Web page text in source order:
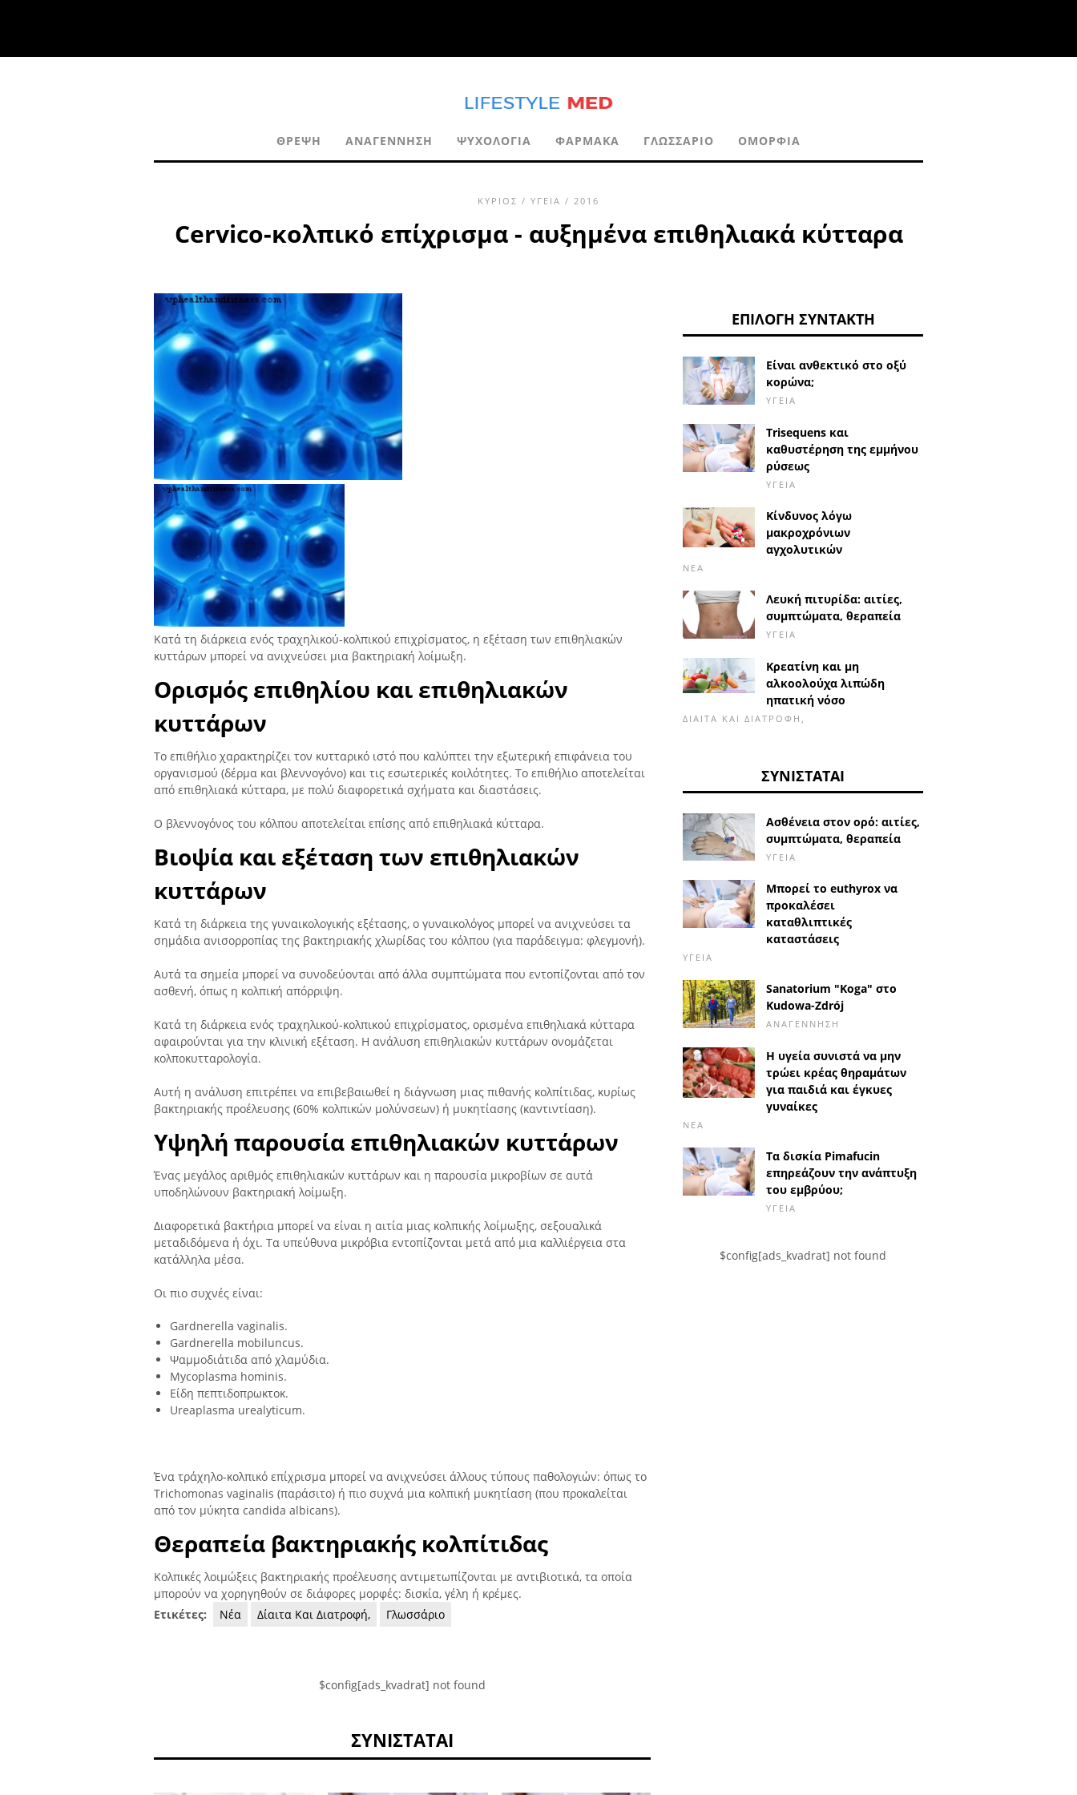
ΘΡΈΨΗ ΑΝΑΓΈΝΝΗΣΗ ΨΥΧΟΛΟΓΊΑ ΦΆΡΜΑΚΑ ΓΛΩΣΣΆΡΙΟ ΟΜΟΡΦΙΆ
ΚΎΡΙΟΣ / ΥΓΕΊΑ / 2016
Cervico-κολπικό επίχρισμα - αυξημένα επιθηλιακά κύτταρα
Κατά τη διάρκεια ενός τραχηλικού-κολπικού επιχρίσματος, η εξέταση των επιθηλιακών
κυττάρων μπορεί να ανιχνεύσει μια βακτηριακή λοίμωξη.
Ορισμός επιθηλίου και επιθηλιακών
κυττάρων
Το επιθήλιο χαρακτηρίζει τον κυτταρικό ιστό που καλύπτει την εξωτερική επιφάνεια του
οργανισμού (δέρμα και βλεννογόνο) και τις εσωτερικές κοιλότητες. Το επιθήλιο αποτελείται
από επιθηλιακά κύτταρα, με πολύ διαφορετικά σχήματα και διαστάσεις.
Ο βλεννογόνος του κόλπου αποτελείται επίσης από επιθηλιακά κύτταρα.
Βιοψία και εξέταση των επιθηλιακών
κυττάρων
Κατά τη διάρκεια της γυναικολογικής εξέτασης, ο γυναικολόγος μπορεί να ανιχνεύσει τα
σημάδια ανισορροπίας της βακτηριακής χλωρίδας του κόλπου (για παράδειγμα: φλεγμονή).
Αυτά τα σημεία μπορεί να συνοδεύονται από άλλα συμπτώματα που εντοπίζονται από τον
ασθενή, όπως η κολπική απόρριψη.
Κατά τη διάρκεια ενός τραχηλικού-κολπικού επιχρίσματος, ορισμένα επιθηλιακά κύτταρα
αφαιρούνται για την κλινική εξέταση. Η ανάλυση επιθηλιακών κυττάρων ονομάζεται
κολποκυτταρολογία.
Αυτή η ανάλυση επιτρέπει να επιβεβαιωθεί η διάγνωση μιας πιθανής κολπίτιδας, κυρίως
βακτηριακής προέλευσης (60% κολπικών μολύνσεων) ή μυκητίασης (καντιντίαση).
Υψηλή παρουσία επιθηλιακών κυττάρων
Ένας μεγάλος αριθμός επιθηλιακών κυττάρων και η παρουσία μικροβίων σε αυτά
υποδηλώνουν βακτηριακή λοίμωξη.
Διαφορετικά βακτήρια μπορεί να είναι η αιτία μιας κολπικής λοίμωξης, σεξουαλικά
μεταδιδόμενα ή όχι. Τα υπεύθυνα μικρόβια εντοπίζονται μετά από μια καλλιέργεια στα
κατάλληλα μέσα.
Οι πιο συχνές είναι:
Gardnerella vaginalis.
Gardnerella mobiluncus.
Ψαμμοδιάτιδα από χλαμύδια.
Mycoplasma hominis.
Είδη πεπτιδοπρωκτοκ.
Ureaplasma urealyticum.
Ένα τράχηλο-κολπικό επίχρισμα μπορεί να ανιχνεύσει άλλους τύπους παθολογιών: όπως το
Trichomonas vaginalis (παράσιτο) ή πιο συχνά μια κολπική μυκητίαση (που προκαλείται
από τον μύκητα candida albicans).
Θεραπεία βακτηριακής κολπίτιδας
Κολπικές λοιμώξεις βακτηριακής προέλευσης αντιμετωπίζονται με αντιβιοτικά, τα οποία
μπορούν να χορηγηθούν σε διάφορες μορφές: δισκία, γέλη ή κρέμες.
Ετικέτες:
Νέα Δίαιτα Και Διατροφή, Γλωσσάριο
$config[ads_kvadrat] not found
ΣΥΝΙΣΤΆΤΑΙ
ΕΠΙΛΟΓΉ ΣΥΝΤΆΚΤΗ
Είναι ανθεκτικό στο οξύ
κορώνα;
ΥΓΕΊΑ
Trisequens και
καθυστέρηση της εμμήνου
ρύσεως
ΥΓΕΊΑ
Κίνδυνος λόγω
μακροχρόνιων
αγχολυτικών
ΝΈΑ
Λευκή πιτυρίδα: αιτίες,
συμπτώματα, θεραπεία
ΥΓΕΊΑ
Κρεατίνη και μη
αλκοολούχα λιπώδη
ηπατική νόσο
ΔΊΑΙΤΑ ΚΑΙ ΔΙΑΤΡΟΦΉ,
ΣΥΝΙΣΤΆΤΑΙ
Ασθένεια στον ορό: αιτίες,
συμπτώματα, θεραπεία
ΥΓΕΊΑ
Μπορεί το euthyrox να
προκαλέσει
καταθλιπτικές
καταστάσεις
ΥΓΕΊΑ
Sanatorium "Koga" στο
Kudowa-Zdrój
ΑΝΑΓΈΝΝΗΣΗ
Η υγεία συνιστά να μην
τρώει κρέας θηραμάτων
για παιδιά και έγκυες
γυναίκες
ΝΈΑ
Τα δισκία Pimafucin
επηρεάζουν την ανάπτυξη
του εμβρύου;
ΥΓΕΊΑ
$config[ads_kvadrat] not found